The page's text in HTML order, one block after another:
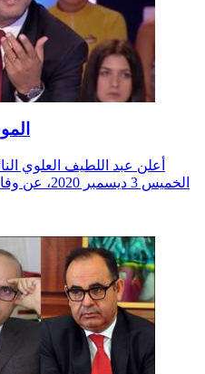
أعلن عبد اللطيف العلوي
الخميس 3